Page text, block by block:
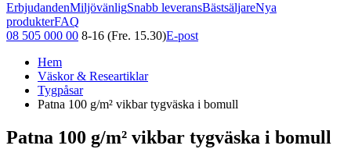
ErbjudandenMiljövänligSnabb leveransBästsäljareNya
produkterFAQ
08 505 000 00 8-16 (Fre. 15.30)E-post
Hem
Väskor & Researtiklar
Tygpåsar
Patna 100 g/m² vikbar tygväska i bomull
Patna 100 g/m² vikbar tygväska i bomull